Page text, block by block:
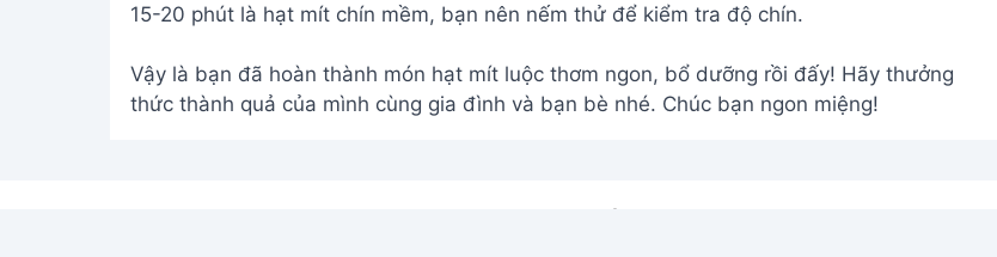
15-20 phút là hạt mít chín mềm, bạn nên nếm thử để kiểm tra độ chín.
Vậy là bạn đã hoàn thành món hạt mít luộc thơm ngon, bổ dưỡng rồi đấy! Hãy thưởng
thức thành quả của mình cùng gia đình và bạn bè nhé. Chúc bạn ngon miệng!